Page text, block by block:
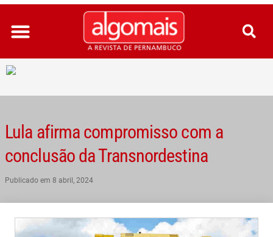
Ir
para
conteúdo
Lula afirma compromisso com a
conclusão da Transnordestina
Publicado em 8 abril, 2024